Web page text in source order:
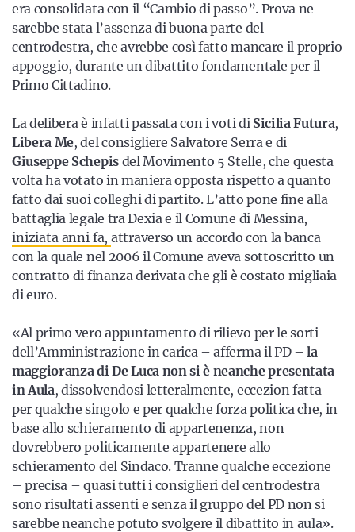
era consolidata con il “Cambio di passo”. Prova ne
sarebbe stata l’assenza di buona parte del
centrodestra, che avrebbe così fatto mancare il proprio
appoggio, durante un dibattito fondamentale per il
Primo Cittadino.
La delibera è infatti passata con i voti di Sicilia Futura,
Libera Me, del consigliere Salvatore Serra e di
Giuseppe Schepis del Movimento 5 Stelle, che questa
volta ha votato in maniera opposta rispetto a quanto
fatto dai suoi colleghi di partito. L’atto pone fine alla
battaglia legale tra Dexia e il Comune di Messina,
iniziata anni fa,attraverso un accordo con la banca
con la quale nel 2006 il Comune aveva sottoscritto un
contratto di finanza derivata che gli è costato migliaia
di euro.
«Al primo vero appuntamento di rilievo per le sorti
dell’Amministrazione in carica – afferma il PD –la
maggioranza di De Luca non si è neanche presentata
in Aula, dissolvendosi letteralmente, eccezion fatta
per qualche singolo e per qualche forza politica che, in
base allo schieramento di appartenenza, non
dovrebbero politicamente appartenere allo
schieramento del Sindaco. Tranne qualche eccezione
– precisa – quasi tutti i consiglieri del centrodestra
sono risultati assenti e senza il gruppo del PD non si
sarebbe neanche potuto svolgere il dibattito in aula».